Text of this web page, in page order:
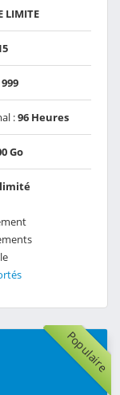
LIMITE
999
:96 Heures
Go
Populaire